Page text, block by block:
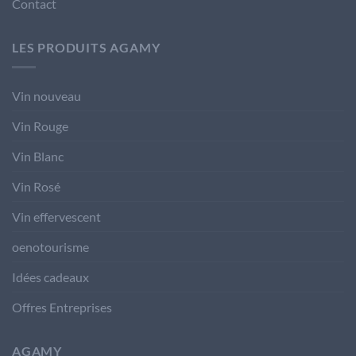
Contact
LES PRODUITS AGAMY
Vin nouveau
Vin Rouge
Vin Blanc
Vin Rosé
Vin effervescent
oenotourisme
Idées cadeaux
Offres Entreprises
AGAMY